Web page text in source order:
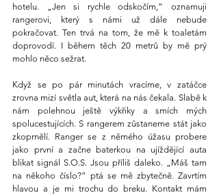
hotelu. „Jen si rychle odskočím,” oznamuji
rangerovi, který s námi už dále nebude
pokračovat. Ten trvá na tom, že mě k toaletám
doprovodí. I během těch 20 metrů by mě prý
mohlo něco sežrat.
Když se po pár minutách vracíme, v zatáčce
zrovna mizí světla aut, která na nás čekala. Slabě k
nám polehnou ještě výkřiky a smích mých
spolucestujících. S rangerem zůstaneme stát jako
zkoprnělí. Ranger se z němého úžasu probere
jako první a začne baterkou na ujíždějící auta
blikat signál S.O.S. Jsou příliš daleko. „Máš tam
na někoho číslo?” ptá se mě zbytečně. Zavrtím
hlavou a je mi trochu do breku. Kontakt mám